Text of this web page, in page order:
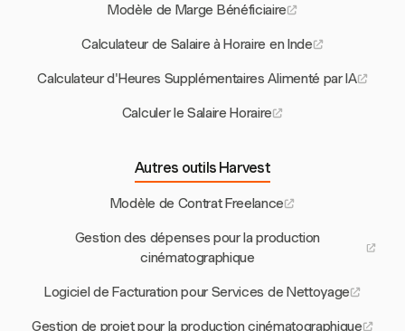
Modèle de Marge Bénéficiaire
Calculateur de Salaire à Horaire en Inde
Calculateur d'Heures Supplémentaires Alimenté par IA
Calculer le Salaire Horaire
Autres outils Harvest
Modèle de Contrat Freelance
Gestion des dépenses pour la production
cinématographique
Logiciel de Facturation pour Services de Nettoyage
Gestion de projet pour la production cinématographique